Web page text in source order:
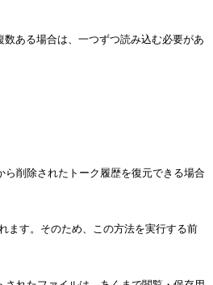
る場合は、一つずつ読み込む必要があ
削除されたトーク履歴を復元できる場合
す。そのため、この方法を実行する前